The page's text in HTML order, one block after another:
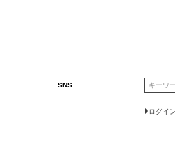
SNS
ログイン